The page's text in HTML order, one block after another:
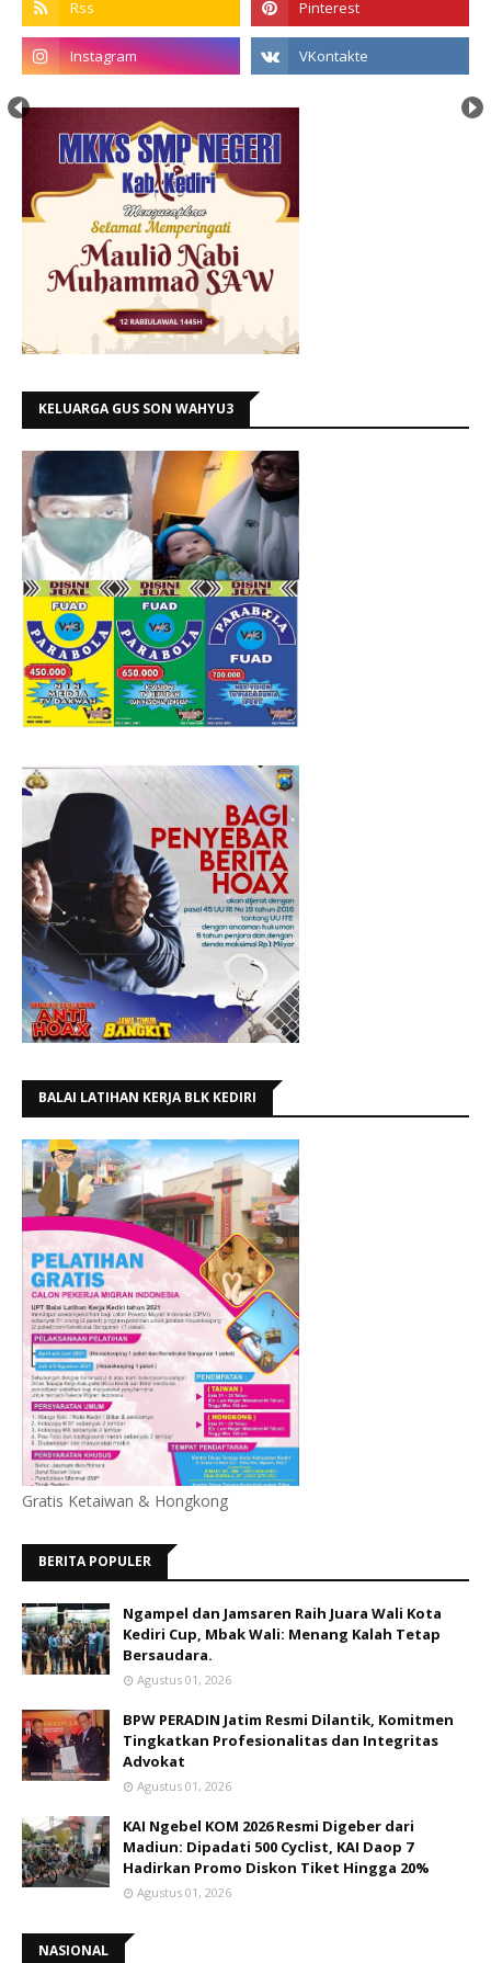
KELUARGA GUS SON WAHYU3
BALAI LATIHAN KERJA BLK KEDIRI
Gratis Ketaiwan & Hongkong
BERITA POPULER
Ngampel dan Jamsaren Raih Juara Wali Kota
Kediri Cup, Mbak Wali: Menang Kalah Tetap
Bersaudara.
Agustus 01, 2026
BPW PERADIN Jatim Resmi Dilantik, Komitmen
Tingkatkan Profesionalitas dan Integritas
Advokat
Agustus 01, 2026
KAI Ngebel KOM 2026 Resmi Digeber dari
Madiun: Dipadati 500 Cyclist, KAI Daop 7
Hadirkan Promo Diskon Tiket Hingga 20%
Agustus 01, 2026
NASIONAL